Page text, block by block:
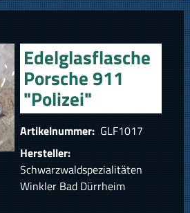
Edelglasflasche
Porsche 911
"Polizei"
Artikelnummer: GLF1017
Hersteller:
Schwarzwaldspezialitäten
Winkler Bad Dürrheim